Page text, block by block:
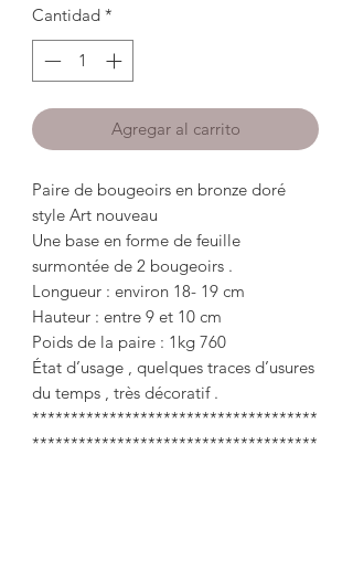
Cantidad *
Agregar al carrito
Paire de bougeoirs en bronze doré
style Art nouveau
Une base en forme de feuille
surmontée de 2 bougeoirs .
Longueur : environ 18- 19 cm
Hauteur : entre 9 et 10 cm
Poids de la paire : 1kg 760
État d’usage , quelques traces d’usures
du temps , très décoratif .
*************************************
*************************************